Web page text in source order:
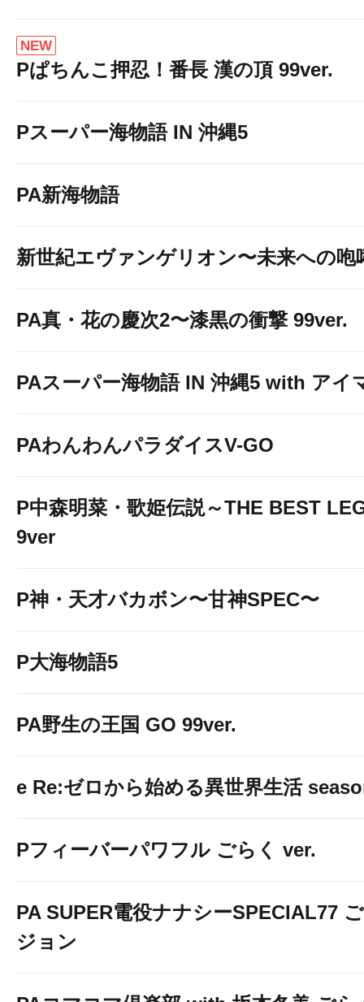
NEW
Pぱちんこ押忍！番長 漢の頂 99ver.
Pスーパー海物語 IN 沖縄5
PA新海物語
新世紀エヴァンゲリオン〜未来への咆
PA真・花の慶次2〜漆黒の衝撃 99ver.
PAスーパー海物語 IN 沖縄5 with アイ
PAわんわんパラダイスV-GO
P中森明菜・歌姫伝説～THE BEST
9ver
P神・天才バカボン〜甘神SPEC〜
P大海物語5
PA野生の王国 GO 99ver.
e Re:ゼロから始める異世界生活
Pフィーバーパワフル ごらく ver.
PA SUPER電役ナナシーSPECIAL77
ジョン